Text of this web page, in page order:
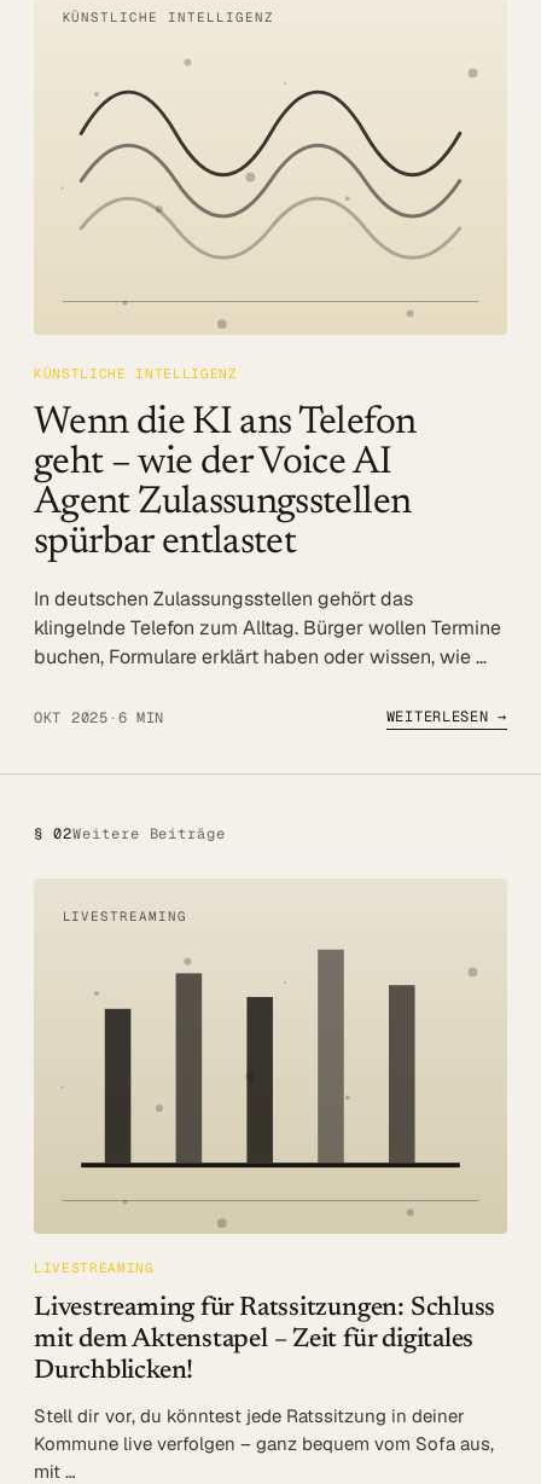
SITZUNGSBETRIEB DIGITAL
Summaries
Voice AI Agents
Live-Untertitelung
Barrierefreiheit
Über uns
Referenzen
Mehr
UNTERNEHMEN
Über uns
DSGVO
Barrierefreiheit
KÜNSTLICHE INTELLIGENZ
KÜNSTLICHE INTELLIGENZ
Wenn die KI ans Telefon
geht – wie der Voice AI
Agent Zulassungsstellen
spürbar entlastet
In deutschen Zulassungsstellen gehört das
klingelnde Telefon zum Alltag. Bürger wollen Termine
buchen, Formulare erklärt haben oder wissen, wie …
OKT 2025 ·6 MIN WEITERLESEN →
§ 02Weitere Beiträge
LIVESTREAMING
LIVESTREAMING
Livestreaming für Ratssitzungen: Schluss
mit dem Aktenstapel – Zeit für digitales
Durchblicken!
Stell dir vor, du könntest jede Ratssitzung in deiner
Kommune live verfolgen – ganz bequem vom Sofa aus,
mit …